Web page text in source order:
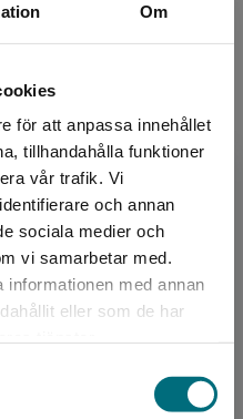
Om
för att anpassa innehållet
tillhandahålla funktioner
vår trafik. Vi
och annan
sociala medier och
vi samarbetar med.
med annan
eller som de har
en enhet utanför
ett köp måste